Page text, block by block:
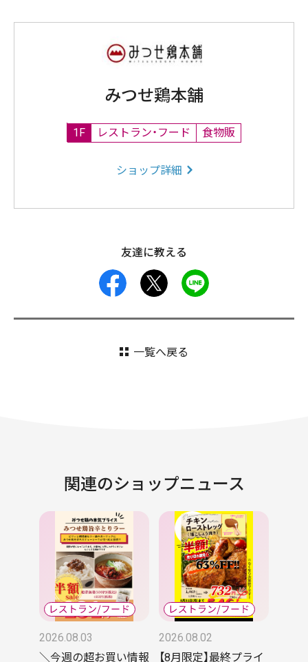
みつせ鶏本舗
1F レストラン・フード 食物販
ショップ詳細
友達に教える
facebook
一覧へ戻る
関連のショップニュース
2026.08.03
＼今週の超お買い情報
2026.08.02
【8月限定】最終プライ